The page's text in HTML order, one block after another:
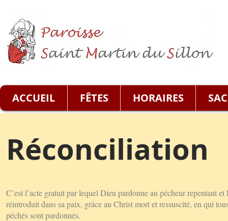
ACCUEIL FÊTES HORAIRES
Réconciliation
C’est l’acte gratuit par lequel Dieu pardonne au pécheur repentant et
réintroduit dans sa paix, grâce au Christ mort et ressuscité, en qui
péchés sont pardonnés.